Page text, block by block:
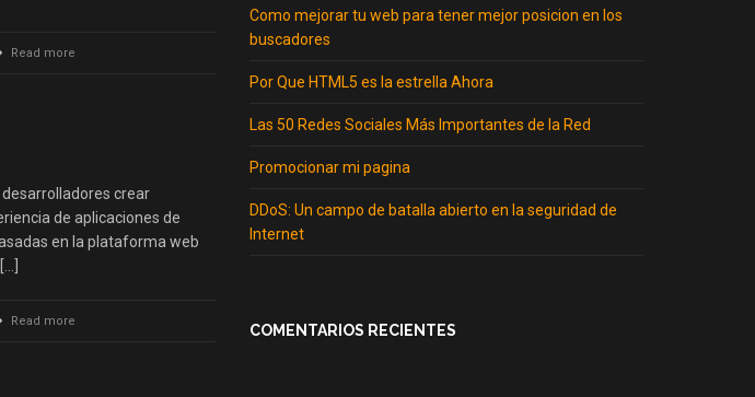
Read more
crear
de aplicaciones de
en la plataforma web
Read more
Como mejorar tu web para tener mejor posicion en los
buscadores
Por Que HTML5 es la estrella Ahora
Las 50 Redes Sociales Más Importantes de la Red
Promocionar mi pagina
DDoS: Un campo de batalla abierto en la seguridad de
Internet
COMENTARIOS RECIENTES